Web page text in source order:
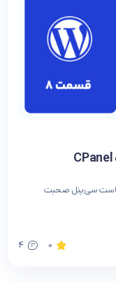
سی‌پنل صحبت
0
4